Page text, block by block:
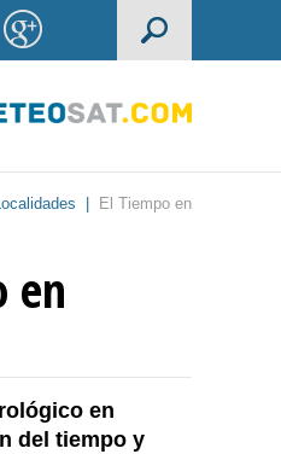
El Tiempo en
en
en
del tiempo y